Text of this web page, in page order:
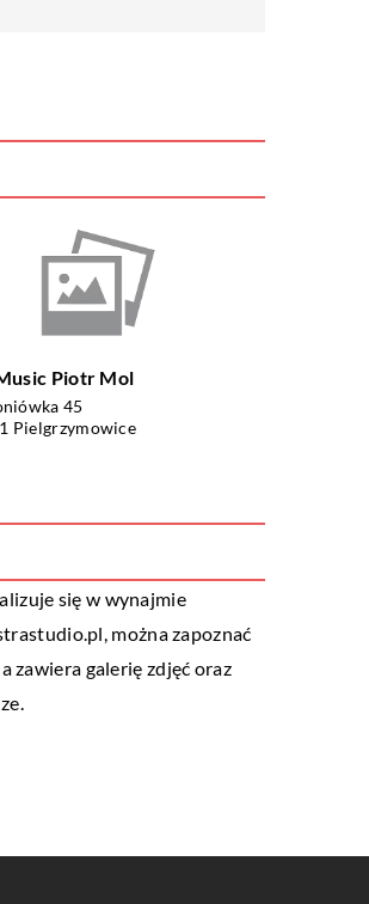
Piotr Mol
45
Pielgrzymowice
się w wynajmie
można zapoznać
zawiera galerię zdjęć oraz